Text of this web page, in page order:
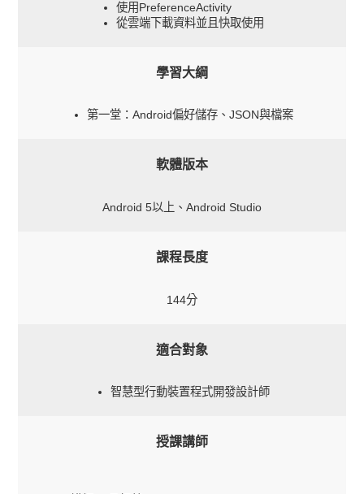
使用PreferenceActivity
從雲端下載資料並且快取使用
學習大綱
第一堂：Android偏好儲存、JSON與檔案
軟體版本
Android 5以上、Android Studio
課程長度
144分
適合對象
智慧型行動裝置程式開發設計師
授課講師